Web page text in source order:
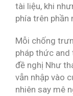
tài liệu, khi
phía trên phần
Mỗi chống
pháp thức and
đề nghị Như
vẫn nhập vào
nhiên say mê